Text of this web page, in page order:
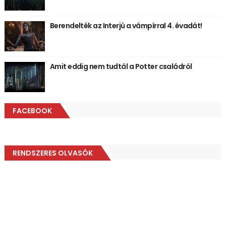
Berendelték az Interjú a vámpírral 4. évadát!
Amit eddig nem tudtál a Potter családról
FACEBOOK
RENDSZERES OLVASÓK